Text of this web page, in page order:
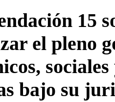
15
el pleno
bajo su